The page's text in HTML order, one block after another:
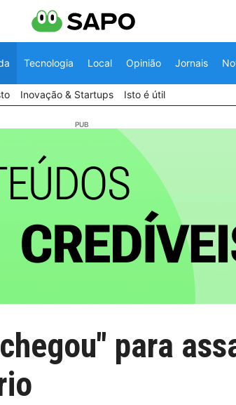
Tecnologia Local Opinião Jornais
Inovação & Startups Isto é útil
para